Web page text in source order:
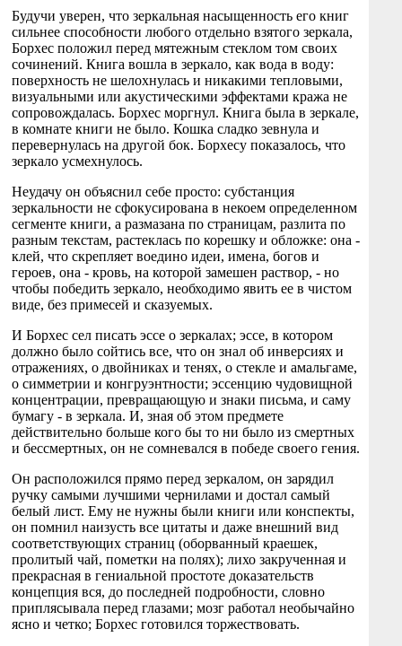
Будучи уверен, что зеркальная насыщенность его книг
сильнее способности любого отдельно взятого зеркала,
Борхес положил перед мятежным стеклом том своих
сочинений. Книга вошла в зеркало, как вода в воду:
поверхность не шелохнулась и никакими тепловыми,
визуальными или акустическими эффектами кража не
сопровождалась. Борхес моргнул. Книга была в зеркале,
в комнате книги не было. Кошка сладко зевнула и
перевернулась на другой бок. Борхесу показалось, что
зеркало усмехнулось.
Неудачу он объяснил себе просто: субстанция
зеркальности не сфокусирована в некоем определенном
сегменте книги, а размазана по страницам, разлита по
разным текстам, растеклась по корешку и обложке: она -
клей, что скрепляет воедино идеи, имена, богов и
героев, она - кровь, на которой замешен раствор, - но
чтобы победить зеркало, необходимо явить ее в чистом
виде, без примесей и сказуемых.
И Борхес сел писать эссе о зеркалах; эссе, в котором
должно было сойтись все, что он знал об инверсиях и
отражениях, о двойниках и тенях, о стекле и амальгаме,
о симметрии и конгруэнтности; эссенцию чудовищной
концентрации, превращающую и знаки письма, и саму
бумагу - в зеркала. И, зная об этом предмете
действительно больше кого бы то ни было из смертных
и бессмертных, он не сомневался в победе своего гения.
Он расположился прямо перед зеркалом, он зарядил
ручку самыми лучшими чернилами и достал самый
белый лист. Ему не нужны были книги или конспекты,
он помнил наизусть все цитаты и даже внешний вид
соответствующих страниц (оборванный краешек,
пролитый чай, пометки на полях); лихо закрученная и
прекрасная в гениальной простоте доказательств
концепция вся, до последней подробности, словно
приплясывала перед глазами; мозг работал необычайно
ясно и четко; Борхес готовился торжествовать.